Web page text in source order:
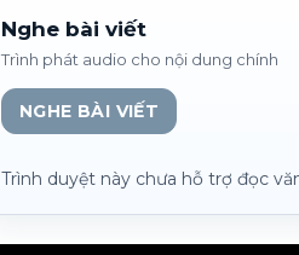
Nghe bài viết
Trình phát audio cho nội dung chính
NGHE BÀI VIẾT
Trình duyệt này chưa hỗ trợ đọc